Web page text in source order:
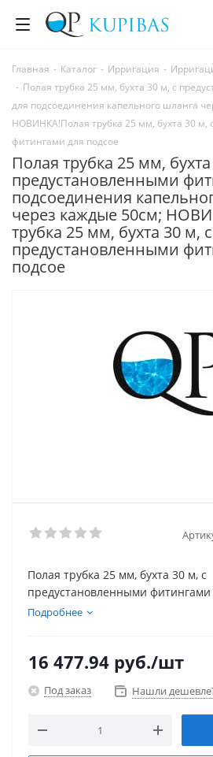
Главная - Каталог - Ирригация -
- Полая трубка 25 мм, бухта 30 м, с
для подсоединения капельного шланга
НОВИНКА!Полая трубка 25 мм, бухта 30 м,
фитингами для подсое
Полая трубка 25 мм,
предустановленными
подсоединения
через каждые 50см;
трубка 25 мм, бухта 30 м, с
предустановленными
подсое
Полая трубка 25 мм, бухта 30 м, с
предустановленными
капельного шланга через
Подробнее
16 477.94 руб./шт
Под заказ Нашли